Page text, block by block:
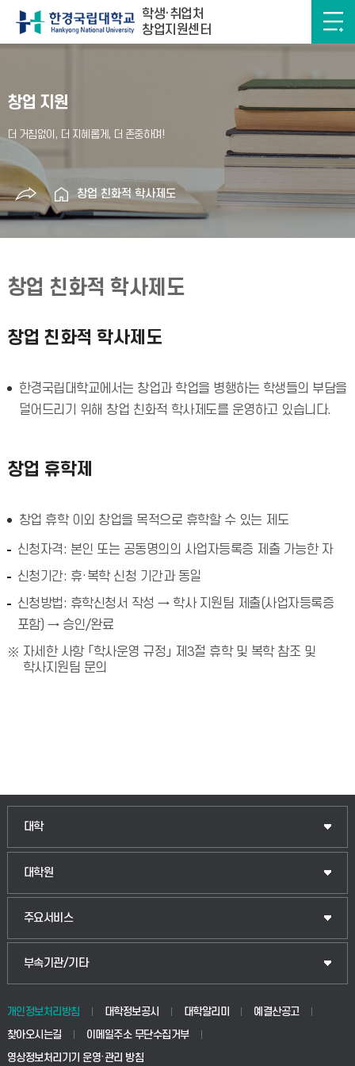
학생·취업처
창업지원센터
창업 지원
창업 친화적 학사제도
창업 친화적 학사제도
창업 친화적 학사제도
한경국립대학교에서는 창업과 학업을 병행하는 학생들의 부담을
덜어드리기 위해 창업 친화적 학사제도를 운영하고 있습니다.
창업 휴학제
창업 휴학 이외 창업을 목적으로 휴학할 수 있는 제도
신청자격: 본인 또는 공동명의의 사업자등록증 제출 가능한 자
신청기간: 휴·복학 신청 기간과 동일
신청방법: 휴학신청서 작성 → 학사 지원팀 제출(사업자등록증
포함) → 승인/완료
자세한 사항 「학사운영 규정」 제3절 휴학 및 복학 참조 및
학사지원팀 문의
대학
인문융합공공인재학부
법경영학부
생명공학부
대학원
일반대학원
산업대학원
공공정책대학원
교육대학원
주요서비스
입학안내
웹메일
학사시스템(전문학사 및 전공심화)
부속기관/기타
중앙도서관
학생생활관(안성)
개인정보처리방침 대학정보공시 대학알리미
예결산공고
찾아오시는길
이메일주소 무단수집거부
영상정보처리기기 운영·관리 방침